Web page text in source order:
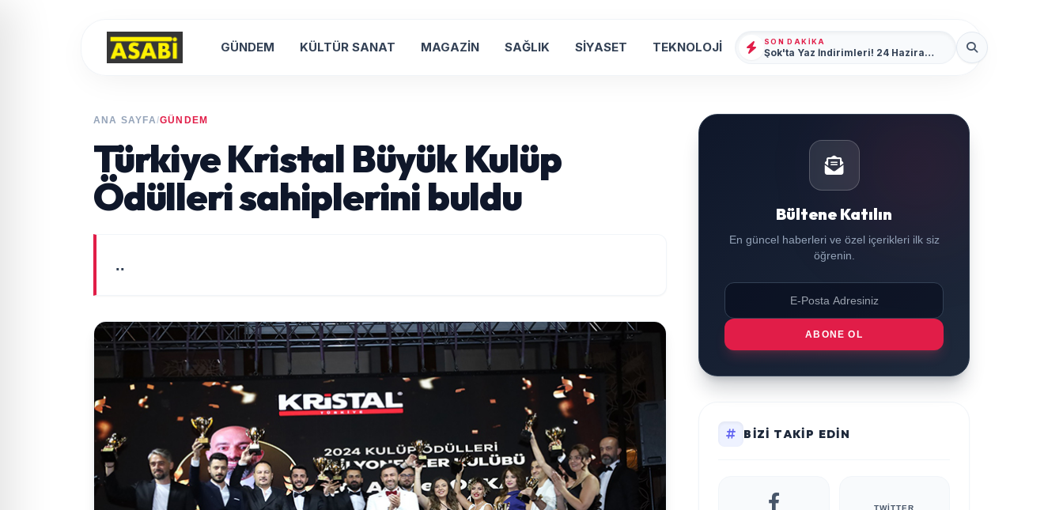
GÜNDEM KÜLTÜR SANAT MAGAZİN SAĞLIK SİYASET TEKNOLOJİ SON DAKIKA
Şok'ta Yaz İndirimleri! 24 Haziran - 30 Haziran 2026 İçin Kaçırılmayacak Fırsatlar
ANA SAYFA/GÜNDEM
Türkiye Kristal Büyük Kulüp
Ödülleri sahiplerini buldu
..
Bültene Katılın
En güncel haberleri ve özel içerikleri ilk siz
öğrenin.
ABONE OL
BIZI TAKIP EDIN
TWITTER